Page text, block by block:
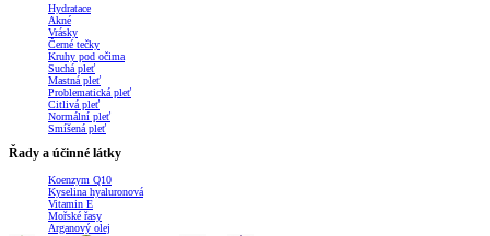
Hydratace
Akné
Vrásky
Černé tečky
Kruhy pod očima
Suchá pleť
Mastná pleť
Problematická pleť
Citlivá pleť
Normální pleť
Smíšená pleť
Řady a účinné látky
Koenzym Q10
Kyselina hyaluronová
Vitamin E
Mořské řasy
Arganový olej